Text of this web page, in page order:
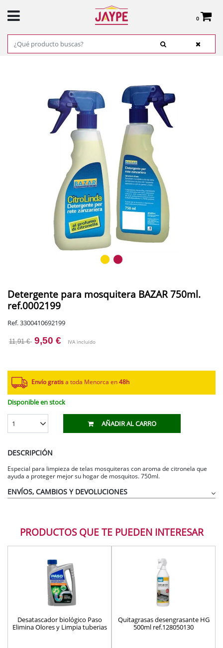
0
Total:
0,00 €
VER CESTA
Detergente para mosquitera BAZAR 750ml.
ref.0002199
Ref. 3300410692199
11,91 € 9,50 € IVA incluido
Envío gratis a toda Menorca en 48h
Disponible en stock
1 AÑADIR AL CARRO
DESCRIPCIÓN
Especial para limpieza de telas mosquiteras con aroma de citronela que
ayuda a proteger mejor su hogar de mosquitos. 750ml.
ENVÍOS, CAMBIOS Y DEVOLUCIONES
PRODUCTOS QUE TE PUEDEN INTERESAR
Desatascador biológico Paso
Elimina Olores y Limpia tuberias
Quitagrasas desengrasante HG
500ml ref.128050130